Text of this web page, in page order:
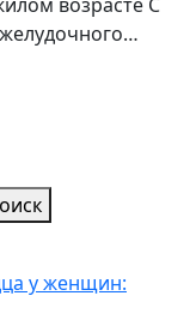
у женщин: